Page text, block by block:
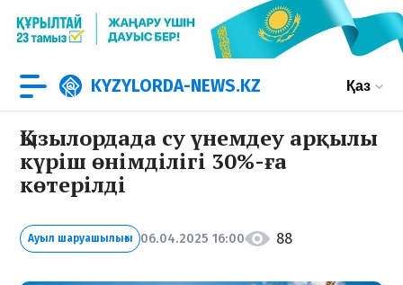
KYZYLORDA-NEWS.KZ Қаз
Қызылордада су үнемдеу арқылы
күріш өнімділігі 30%-ға
көтерілді
Ауыл шаруашылығы 06.04.2025 16:00 88